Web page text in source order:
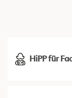
HiPP für